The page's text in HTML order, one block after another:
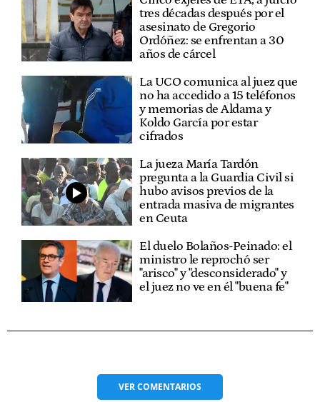
tres décadas después por el
asesinato de Gregorio
Ordóñez: se enfrentan a 30
años de cárcel
La UCO comunica al juez que
no ha accedido a 15 teléfonos
y memorias de Aldama y
Koldo García por estar
cifrados
La jueza María Tardón
pregunta a la Guardia Civil si
hubo avisos previos de la
entrada masiva de migrantes
en Ceuta
El duelo Bolaños-Peinado: el
ministro le reprochó ser
"arisco" y "desconsiderado" y
el juez no ve en él "buena fe"
VERCOMENTARIOS